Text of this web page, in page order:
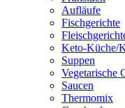
Aufläufe
Fischgerichte
Keto-Küche/
Suppen
Vegetarische
Saucen
Thermomix